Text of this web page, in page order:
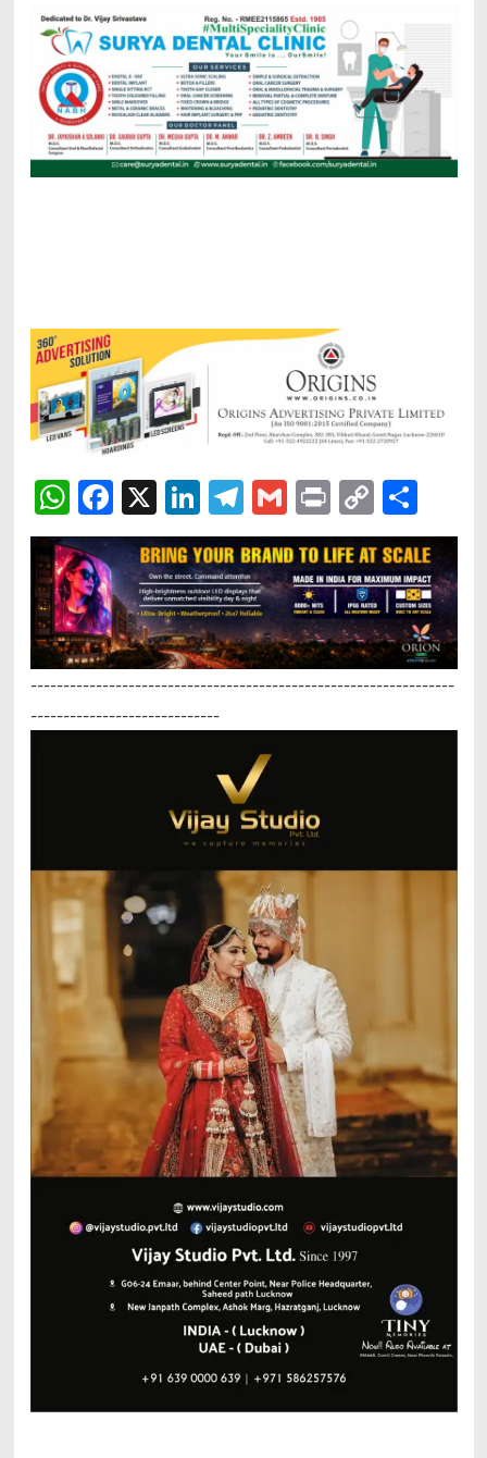
WhatsApp
Facebook
X LinkedIn
Telegram
Gmail
Print
Copy
Link
-----------------------------------------------------------------
-----------------------------